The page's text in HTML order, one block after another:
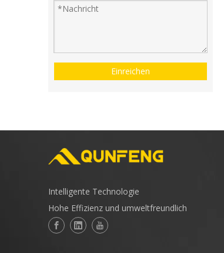
Einreichen
Intelligente Technologie
Hohe Effizienz und umweltfreundlich